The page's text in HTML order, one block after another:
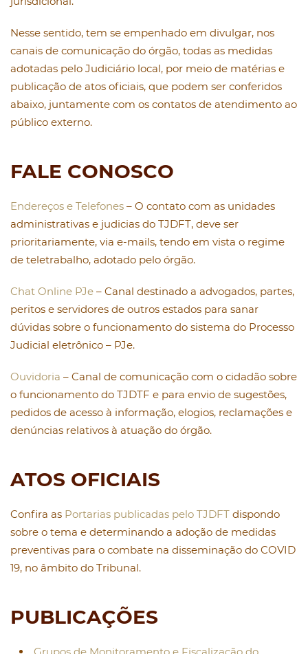
Nesse sentido, tem se empenhado em divulgar, nos
canais de comunicação do órgão, todas as medidas
adotadas pelo Judiciário local, por meio de matérias e
publicação de atos oficiais, que podem ser conferidos
abaixo, juntamente com os contatos de atendimento ao
público externo.
FALE CONOSCO
Endereços e Telefones – O contato com as unidades
administrativas e judicias do TJDFT, deve ser
prioritariamente, via e-mails, tendo em vista o regime
de teletrabalho, adotado pelo órgão.
Chat Online PJe – Canal destinado a advogados, partes,
peritos e servidores de outros estados para sanar
dúvidas sobre o funcionamento do sistema do Processo
Judicial eletrônico – PJe.
Ouvidoria – Canal de comunicação com o cidadão sobre
o funcionamento do TJDTF e para envio de sugestões,
pedidos de acesso à informação, elogios, reclamações e
denúncias relativos à atuação do órgão.
ATOS OFICIAIS
Confira as Portarias publicadas pelo TJDFT dispondo
sobre o tema e determinando a adoção de medidas
preventivas para o combate na disseminação do COVID
19, no âmbito do Tribunal.
PUBLICAÇÕES